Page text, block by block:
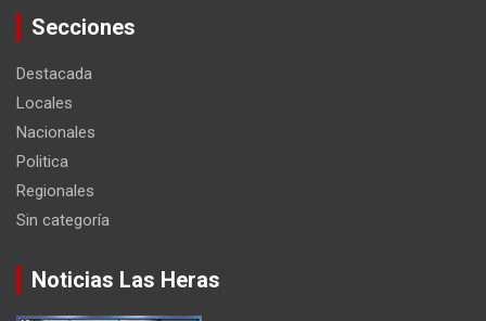
Secciones
Destacada
Locales
Nacionales
Politica
Regionales
Sin categoría
Noticias Las Heras